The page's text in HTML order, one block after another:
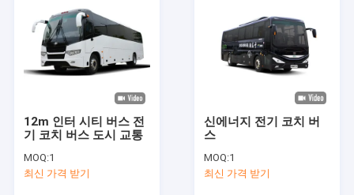
12m 인터 시티 버스 전
기 코치 버스 도시 교통
MOQ:1
최신 가격 받기
신에너지 전기 코치 버
스
MOQ:1
최신 가격 받기